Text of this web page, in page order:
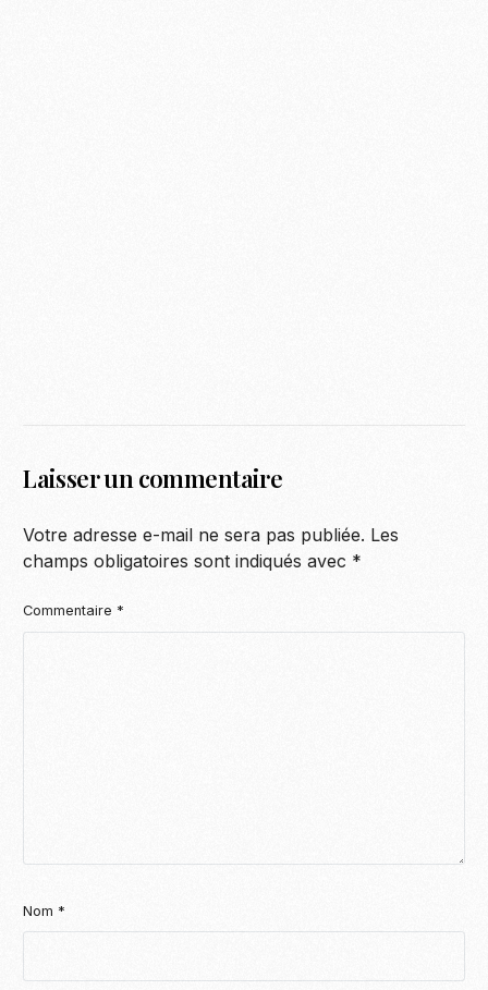
Laisser un commentaire
Votre adresse e-mail ne sera pas publiée. Les
champs obligatoires sont indiqués avec *
Commentaire *
Nom *